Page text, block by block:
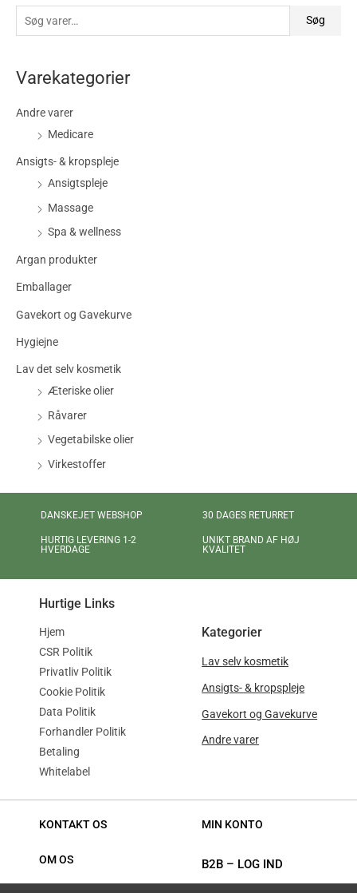
Søg
Varekategorier
Andre varer
Medicare
Ansigts- & kropspleje
Ansigtspleje
Massage
Spa & wellness
Argan produkter
Emballager
Gavekort og Gavekurve
Hygiejne
Lav det selv kosmetik
Æteriske olier
Råvarer
Vegetabilske olier
Virkestoffer
DANSKEJET WEBSHOP
HURTIG LEVERING 1-2
HVERDAGE
30 DAGES RETURRET
UNIKT BRAND AF HØJ
KVALITET
Hurtige Links
Hjem
CSR Politik
Privatliv Politik
Cookie Politik
Data Politik
Forhandler Politik
Betaling
Whitelabel
Kategorier
Lav selv kosmetik
Ansigts- & kropspleje
Gavekort og Gavekurve
Andre varer
KONTAKT OS
OM OS
MIN KONTO
B2B – LOG IND